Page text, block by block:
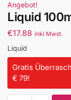
Angebot!
Liquid
€17.88 inkl Mwst.
Liquid
Gratis
€ 79!